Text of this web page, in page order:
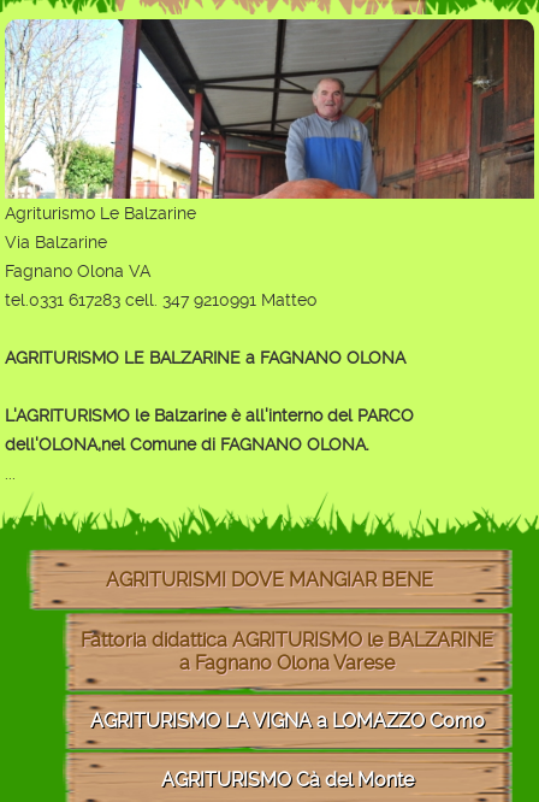
Agriturismo Le Balzarine
Via Balzarine
Fagnano Olona VA
tel.0331 617283 cell. 347 9210991 Matteo
AGRITURISMO LE BALZARINE a FAGNANO OLONA
L'AGRITURISMO le Balzarine è all'interno del PARCO
dell'OLONA,nel Comune di FAGNANO OLONA.
...
AGRITURISMI DOVE MANGIAR BENE
Fattoria didattica AGRITURISMO le BALZARINE
a Fagnano Olona Varese
AGRITURISMO LA VIGNA a LOMAZZO Como
AGRITURISMO Cà del Monte